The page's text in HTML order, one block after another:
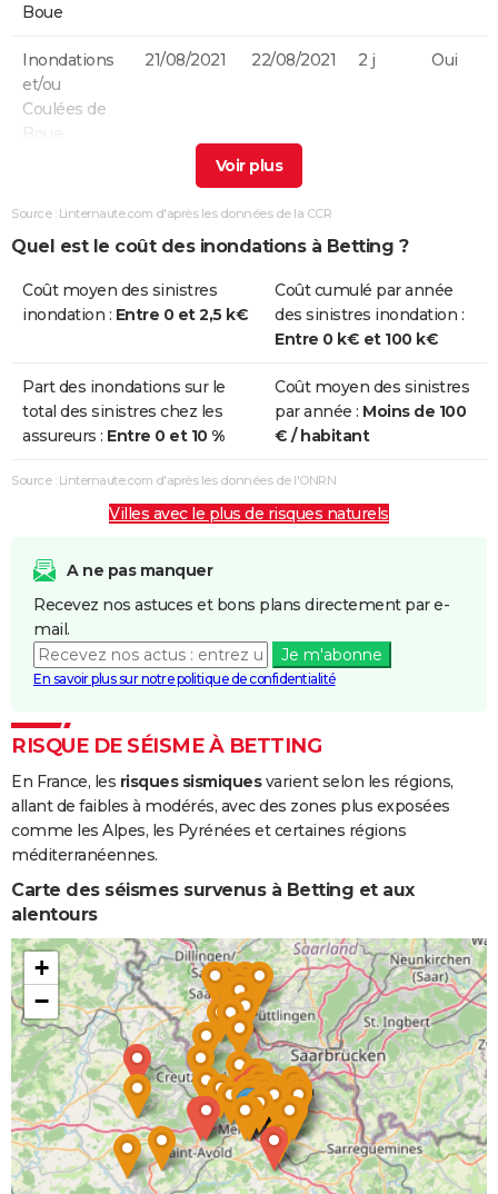
Boue
Inondations
et/ou
Coulées de
Boue
21/08/2021 22/08/2021 2 j Oui
et/ou
Boue
23/07/2001 23/07/2001
Inondations
et/ou
25/12/1999 29/12/1999 5 j Non
Inondations
et/ou
Coulées de
25/02/1997 28/02/1997 4 j Oui
et/ou
Inondations
et/ou
Boue
10/01/1993 14/01/1993 5 j
Inondations
et/ou
Coulées de
Boue
06/08/1989 06/08/1989 1 j Oui
Source : Linternaute.com d'après les données de la CCR
Quel est le coût des inondations à Betting ?
Coût moyen des sinistres
inondation : Entre 0 et 2,5 k€
Coût cumulé par année
des sinistres inondation :
Entre 0 k€ et 100 k€
Part des inondations sur le
total des sinistres chez les
assureurs : Entre 0 et 10 %
Coût moyen des sinistres
par année : Moins de 100
€ / habitant
Source : Linternaute.com d'après les données de l'ONRN
Villes avec le plus de risques naturels
A ne pas manquer
Recevez nos astuces et bons plans directement par e-
mail.
Je m'abonne
En savoir plus sur notre politique de confidentialité
RISQUE DE SÉISME À BETTING
En France, les risques sismiquesvarient selon les régions,
allant de faibles à modérés, avec des zones plus exposées
comme les Alpes, les Pyrénées et certaines régions
méditerranéennes.
Carte des séismes survenus à Betting et aux
alentours
+
−